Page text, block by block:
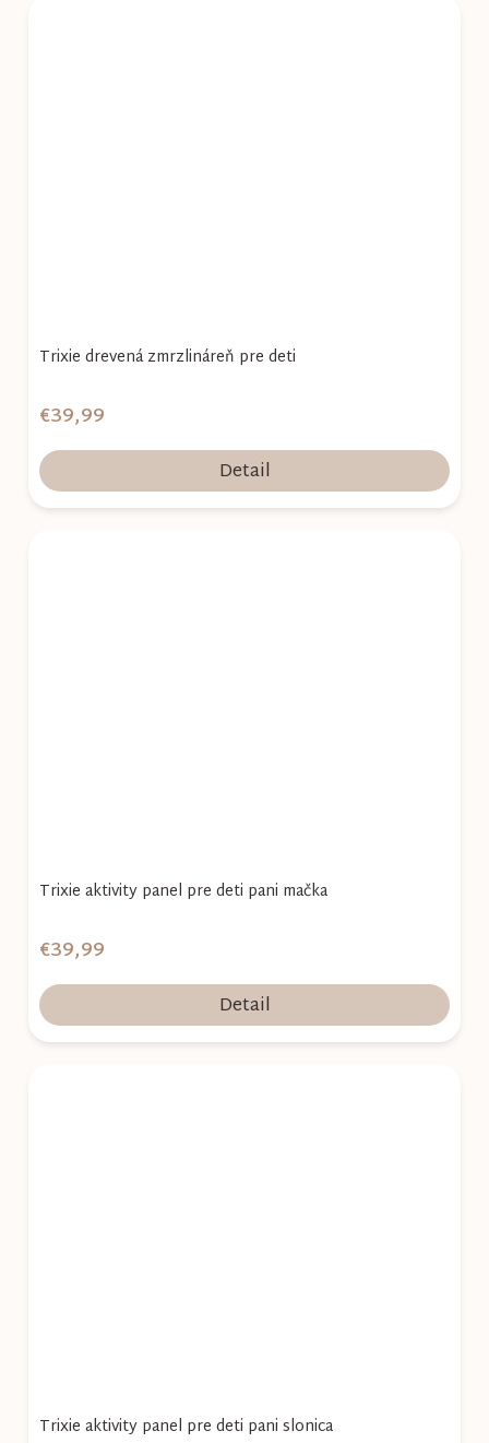
Trixie drevená zmrzlináreň pre deti
€39,99
Detail
Trixie aktivity panel pre deti pani mačka
€39,99
Detail
Trixie aktivity panel pre deti pani slonica